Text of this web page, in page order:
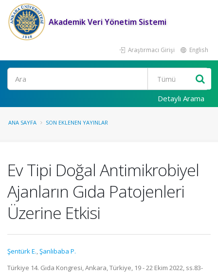
Akademik Veri Yönetim Sistemi
Araştırmacı Girişi English
Ara
Detaylı Arama
ANA SAYFA SON EKLENEN YAYINLAR
Ev Tipi Doğal Antimikrobiyel
Ajanların Gıda Patojenleri
Üzerine Etkisi
Şentürk E.,Şanlıbaba P.
Türkiye 14. Gıda Kongresi, Ankara, Türkiye, 19 - 22 Ekim 2022, ss.83-